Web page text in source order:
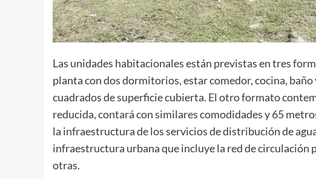
Las unidades habitacionales están previstas en tres
planta con dos dormitorios, estar comedor, cocina,
cuadrados de superficie cubierta. El otro formato
reducida, contará con similares comodidades y 65
la infraestructura de los servicios de distribución de
infraestructura urbana que incluye la red de
otras.